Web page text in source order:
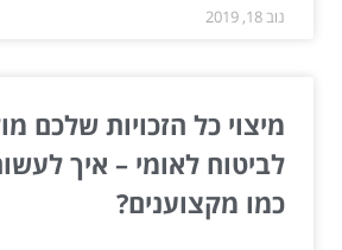
נוב 18, 2019
מיצוי כל הזכויות שלכם
לביטוח לאומי – איך
כמו מקצוענים?